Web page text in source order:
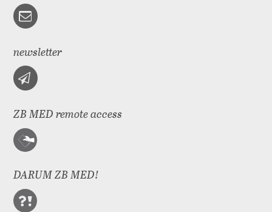
newsletter
ZB MED remote access
DARUM ZB MED!